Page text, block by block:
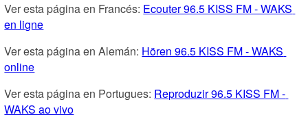
Ver esta página en Francés: Ecouter 96.5 KISS FM - WAKS
en ligne
Ver esta página en Alemán: Hören 96.5 KISS FM - WAKS
online
Ver esta página en Portugues: Reproduzir 96.5 KISS FM -
WAKS ao vivo